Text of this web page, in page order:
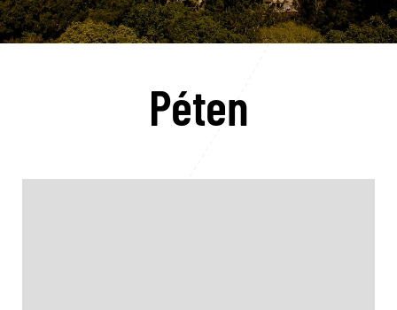
Péten